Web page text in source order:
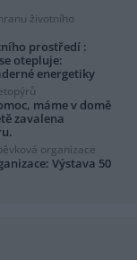
životního
prostředí :
otepluje:
energetiky
máme v domě
zavalena
organizace
Výstava 50